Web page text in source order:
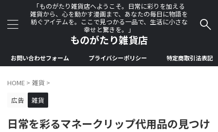
「ものがたり雑貨店へようこそ。日常に彩りを加える
雑貨から、心を動かす漫画まで、あなたの毎日に物語を
紡ぐアイテムを。ここで見つかる一品で、生活に小さな
幸せと驚きを。」
ものがたり雑貨店
お問い合わせフォーム プライバシーポリシー 特定商取引法表記
HOME > 雑貨 >
広告
雑貨
日常を彩るマネークリップ代用品の見つけ